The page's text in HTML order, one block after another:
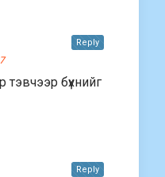
тэвчээр бүхнийг
Reply
Reply